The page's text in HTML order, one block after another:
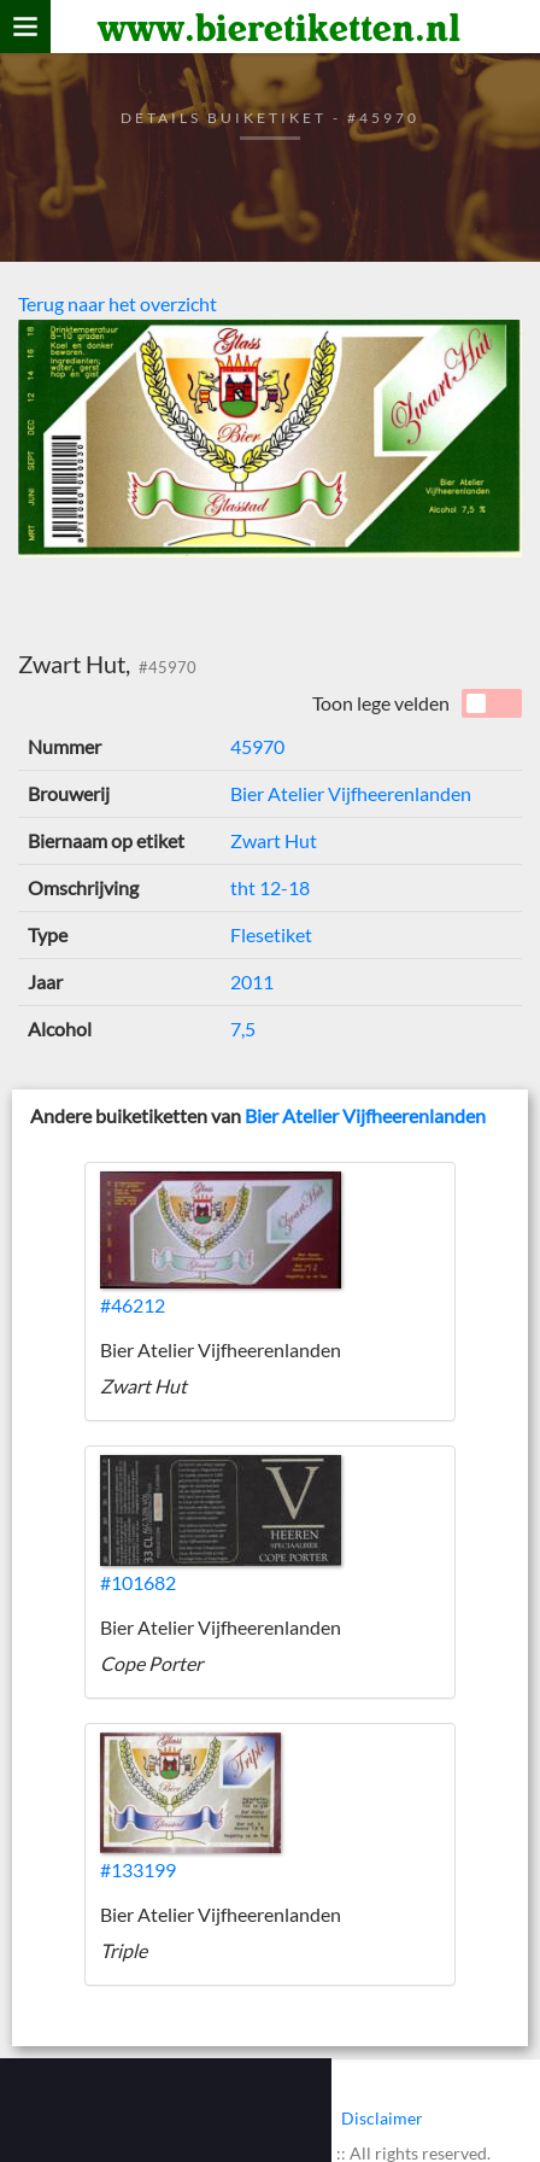
www.bieretiketten.nl
Home
verzamelen
De bierkaart
Bezoekers
DETAILS BUIKETIKET - #45970
Terug naar het overzicht
Zwart Hut, #45970
Toon lege velden
Nummer
45970
Brouwerij Bier Atelier Vijfheerenlanden
Biernaam op etiket Zwart Hut
Omschrijving tht 12-18
Type Flesetiket
Jaar 2011
Alcohol 7,5
Andere buiketiketten van Bier Atelier Vijfheerenlanden
#46212
Bier Atelier Vijfheerenlanden
Zwart Hut
#101682
Bier Atelier Vijfheerenlanden
Cope Porter
#133199
Bier Atelier Vijfheerenlanden
Triple
Disclaimer
© 2002 - 2026 :: www.bieretiketten.nl :: All rights reserved.